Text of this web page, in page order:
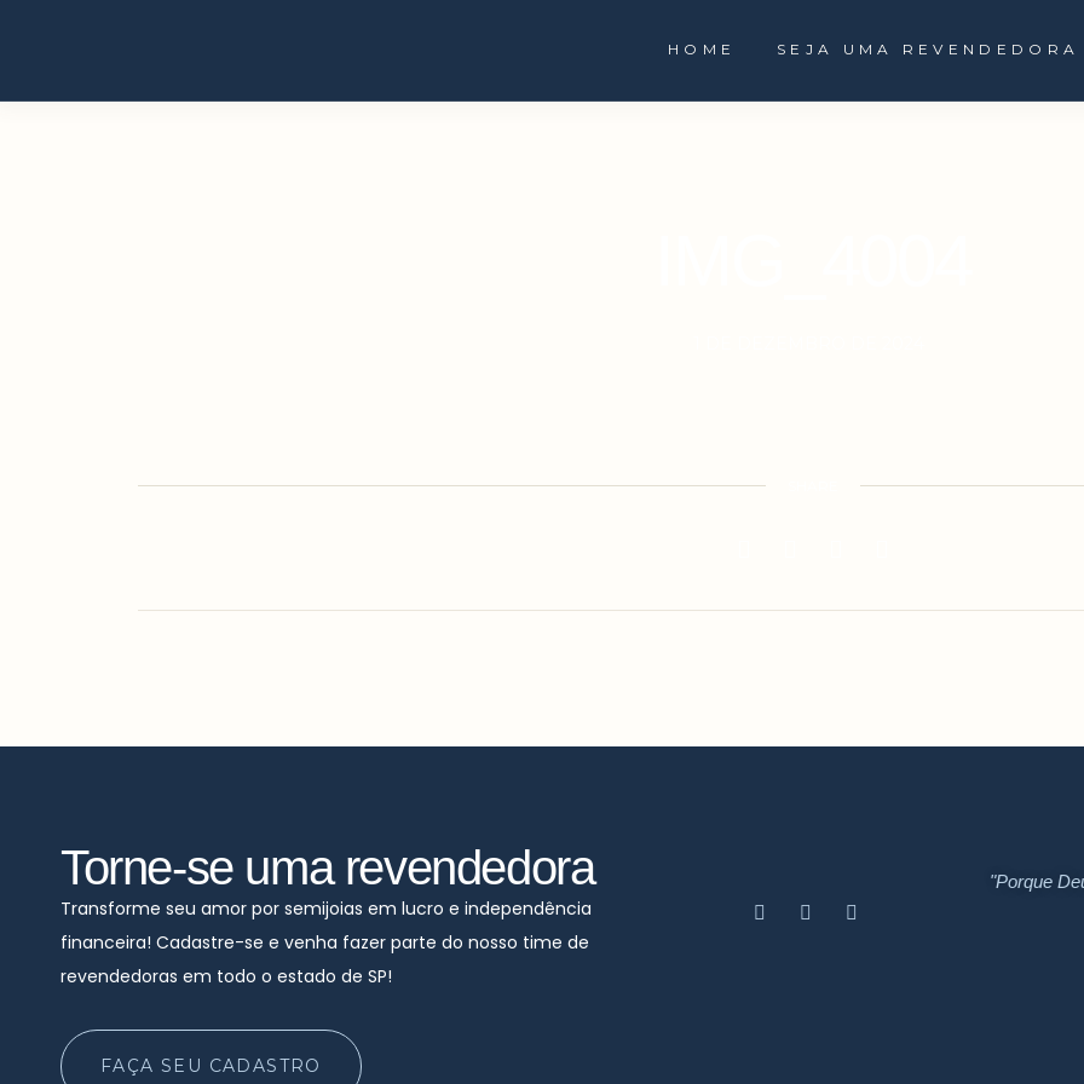
HOME SEJA UMA REVENDEDORA
Torne-se uma revendedora
Transforme seu amor por semijoias em lucro e independência
financeira! Cadastre-se e venha fazer parte do nosso time de
revendedoras em todo o estado de SP!
FAÇA SEU CADASTRO
"Porque